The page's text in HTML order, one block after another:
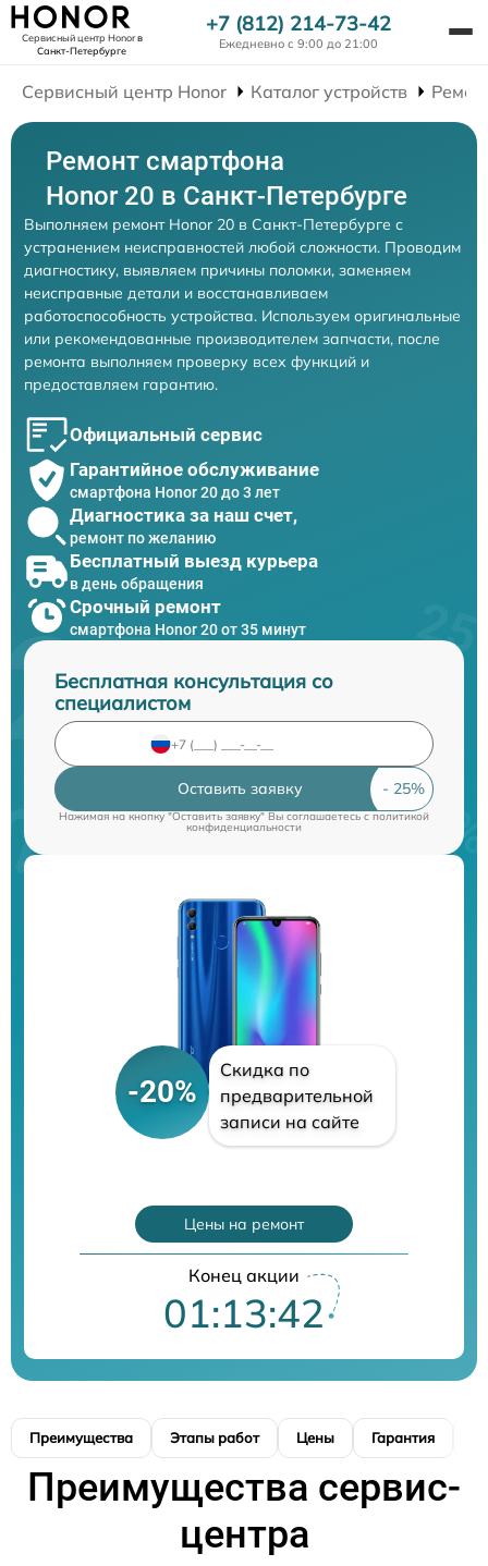
Сервисный центр Honorв
Санкт-Петербурге
+7 (812) 214-73-42
Ежедневно с 9:00 до 21:00
Сервисный центр Honor Каталог устройств
Ремонт смартфона
Honor 20 в Санкт-Петербурге
Выполняем ремонт Honor 20 в Санкт-Петербурге с
устранением неисправностей любой сложности. Проводим
диагностику, выявляем причины поломки, заменяем
неисправные детали и восстанавливаем
работоспособность устройства. Используем оригинальные
или рекомендованные производителем запчасти, после
ремонта выполняем проверку всех функций и
предоставляем гарантию.
Официальный сервис
Гарантийное обслуживание
смартфона Honor 20 до 3 лет
Диагностика за наш счет,
ремонт по желанию
Бесплатный выезд курьера
в день обращения
Срочный ремонт
смартфона Honor 20 от 35 минут
Бесплатная консультация со
специалистом
Оставить заявку
Нажимая на кнопку "Оставить заявку" Вы соглашаетесь cполитикой
конфиденциальности
-20%
Скидка по
предварительной
записи на сайте
Цены на ремонт
Конец акции
01:13:41
Преимущества Этапы работ Цены Гарантия
Преимущества сервис-
центра